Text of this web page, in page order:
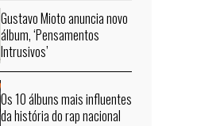
Gustavo Mioto anuncia novo
álbum, ‘Pensamentos
Intrusivos’
Os 10 álbuns mais influentes
da história do rap nacional